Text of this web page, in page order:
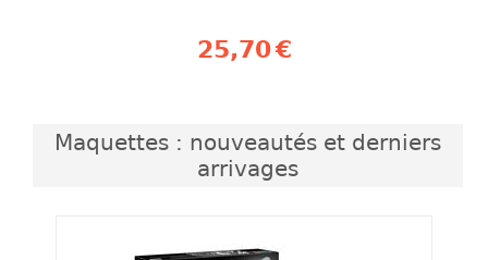
25,70€
Maquettes : nouveautés et derniers
arrivages